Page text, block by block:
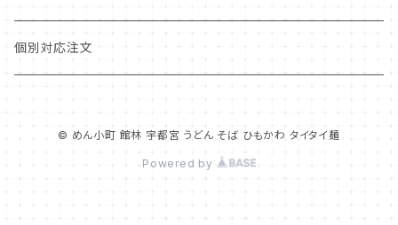
個別対応注文
© めん小町 館林 宇都宮 うどん そば ひもかわ タイタイ麺
Powered by